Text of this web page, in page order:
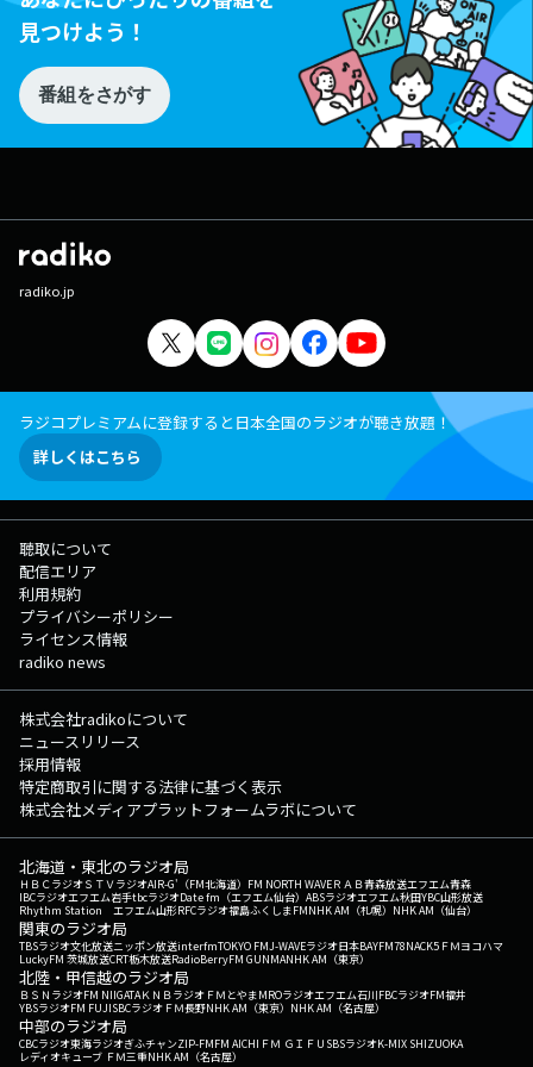
見つけよう！
番組をさがす
radiko.jp
ラジコプレミアムに登録すると日本全国のラジオが聴き放題！
詳しくはこちら
聴取について
配信エリア
利用規約
プライバシーポリシー
ライセンス情報
radiko news
株式会社radikoについて
ニュースリリース
採用情報
特定商取引に関する法律に基づく表示
株式会社メディアプラットフォームラボについて
北海道・東北のラジオ局
ＨＢＣラジオＳＴＶラジオAIR-G'（FM北海道） FM NORTH WAVEＲＡＢ青森放送エフエム青森
IBCラジオエフエム岩手tbcラジオDate fm（エフエム仙台） ABSラジオエフエム秋田YBC山形放送
Rhythm Station エフエム山形RFCラジオ福島ふくしまFMNHK AM（札幌） NHK AM（仙台）
関東のラジオ局
TBSラジオ文化放送ニッポン放送interfmTOKYO FMJ-WAVEラジオ日本BAYFM78NACK5 ＦＭヨコハマ
LuckyFM 茨城放送CRT栃木放送RadioBerryFM GUNMANHK AM（東京）
北陸・甲信越のラジオ局
ＢＳＮラジオFM NIIGATAＫＮＢラジオ ＦＭとやまMROラジオエフエム石川FBCラジオFM福井
YBSラジオFM FUJISBCラジオ ＦＭ長野NHK AM（東京） NHK AM（名古屋）
中部のラジオ局
CBCラジオ東海ラジオぎふチャンZIP-FMFM AICHI ＦＭ ＧＩＦＵ SBSラジオK-MIX SHIZUOKA
レディオキューブ ＦＭ三重NHK AM（名古屋）